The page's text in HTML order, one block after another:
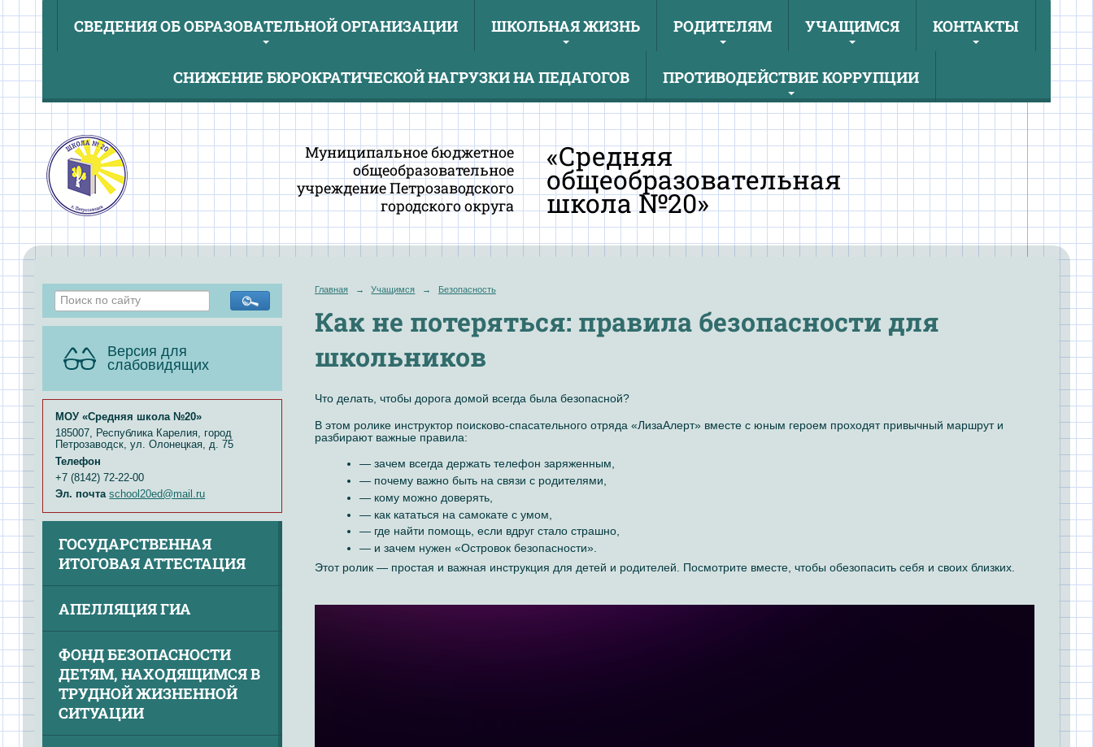
СВЕДЕНИЯ ОБ ОБРАЗОВАТЕЛЬНОЙ ОРГАНИЗАЦИИ ШКОЛЬНАЯ ЖИЗНЬ РОДИТЕЛЯМ УЧАЩИМСЯ КОНТАКТЫ
СНИЖЕНИЕ БЮРОКРАТИЧЕСКОЙ НАГРУЗКИ НА ПЕДАГОГОВ ПРОТИВОДЕЙСТВИЕ КОРРУПЦИИ
Муниципальное бюджетное
общеобразовательное
учреждение Петрозаводского
городского округа
«Средняя
общеобразовательная
школа №20»
Версия для
слабовидящих
МОУ «Средняя школа №20»
185007, Республика Карелия, город
Петрозаводск, ул. Олонецкая, д. 75
Телефон
+7 (8142) 72-22-00
Эл. почта school20ed@mail.ru
ГОСУДАРСТВЕННАЯ
ИТОГОВАЯ АТТЕСТАЦИЯ
АПЕЛЛЯЦИЯ ГИА
ФОНД БЕЗОПАСНОСТИ
ДЕТЯМ, НАХОДЯЩИМСЯ В
ТРУДНОЙ ЖИЗНЕННОЙ
СИТУАЦИИ
Главная → Учащимся → Безопасность
Как не потеряться: правила безопасности для
школьников
Что делать, чтобы дорога домой всегда была безопасной?
В этом ролике инструктор поисково-спасательного отряда «ЛизаАлерт» вместе с юным героем проходят привычный маршрут и
разбирают важные правила:
— зачем всегда держать телефон заряженным,
— почему важно быть на связи с родителями,
— кому можно доверять,
— как кататься на самокате с умом,
— где найти помощь, если вдруг стало страшно,
— и зачем нужен «Островок безопасности».
Этот ролик — простая и важная инструкция для детей и родителей. Посмотрите вместе, чтобы обезопасить себя и своих близких.